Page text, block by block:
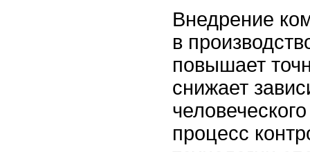
Внедрение
в
повышает
снижает
процесс